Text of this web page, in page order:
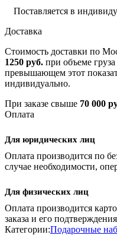
Поставляется в
Доставка
Стоимость доставки по
1250 руб. при объеме груза
превышающем этот
индивидуально.
При заказе свыше 70 000
Оплата
Для юридических лиц
Оплата производится по
случае необходимости,
Для физических лиц
Оплата производится
заказа и его
Категории:Подарочные